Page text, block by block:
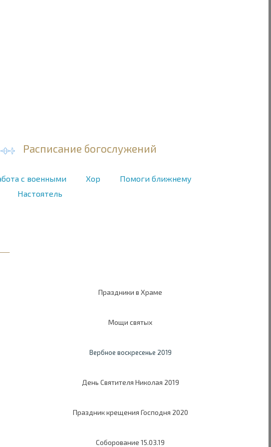
Расписание богослужений
с военными Хор
Помоги ближнему
Настоятель
Праздники в Храме
Мощи святых
Вербное воскресенье 2019
День Святителя Николая 2019
Праздник крещения Господня 2020
Соборование 15.03.19